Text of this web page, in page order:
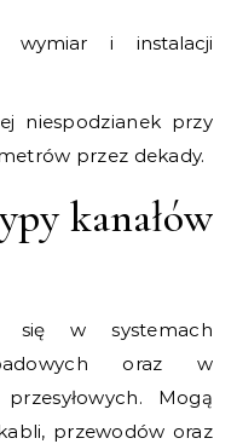
wymiar i instalacji
niespodzianek przy
przez dekady.
kanałów
się w systemach
oraz w
Mogą
przewodów oraz